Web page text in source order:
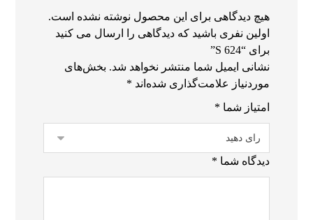
هیچ دیدگاهی برای این محصول نوشته نشده است.
اولین نفری باشید که دیدگاهی را ارسال می کنید
برای “S 624”
نشانی ایمیل شما منتشر نخواهد شد. بخش‌های
موردنیاز علامت‌گذاری شده‌اند *
امتیاز شما *
دیدگاه شما *